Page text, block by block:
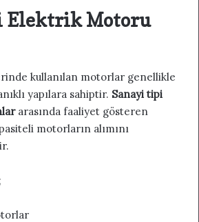
Elektrik Motoru
kullanılan motorlar genellikle
yapılara sahiptir. Sanayi tipi
arasında faaliyet gösteren
motorların alımını